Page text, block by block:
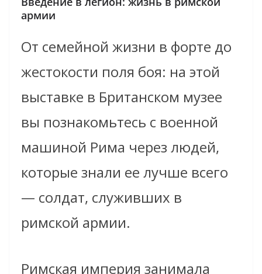
армии
От семейной жизни в форте до
жестокости поля боя: на этой
выставке в Британском музее
вы познакомьтесь с военной
машиной Рима через людей,
которые знали ее лучше всего
— солдат, служивших в
римской армии.
Римская империя занимала